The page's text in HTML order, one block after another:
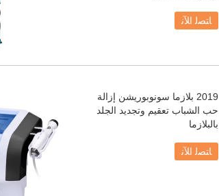
ﺎﺘﺼﻟ ﺍﻶﻧ
2019 بلازما سونوبوريشن إزالة
حب الشباب تعقيم وتجديد الجلد
بالبلازما
ﺎﺘﺼﻟ ﺍﻶﻧ